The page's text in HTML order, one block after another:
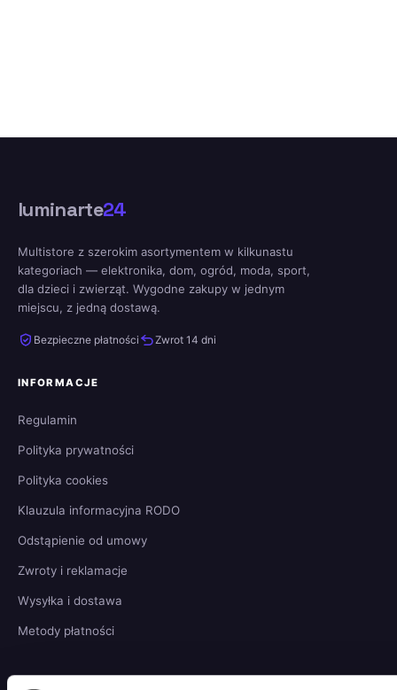
luminarte24
Multistore z szerokim asortymentem w kilkunastu
kategoriach — elektronika, dom, ogród, moda, sport,
dla dzieci i zwierząt. Wygodne zakupy w jednym
miejscu, z jedną dostawą.
Bezpieczne płatności Zwrot 14 dni
INFORMACJE
Regulamin
Polityka prywatności
Polityka cookies
Klauzula informacyjna RODO
Odstąpienie od umowy
Zwroty i reklamacje
Wysyłka i dostawa
Metody płatności